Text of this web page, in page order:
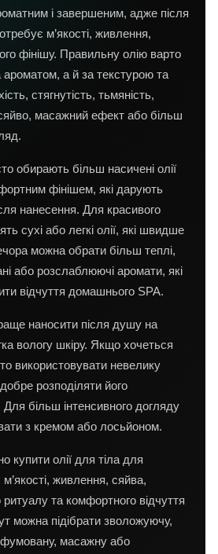
і завершеним, адже після
м’якості, живлення,
фінішу. Правильну олію варто
а й за текстурою та
стягнутість, тьмяність,
масажний ефект або більш
обирають більш насичені олії
фінішем, які дарують
нанесення. Для красивого
сухі або легкі олії, які швидше
можна обрати більш теплі,
або розслаблюючі аромати, які
відчуття домашнього SPA.
наносити після душу на
вологу шкіру. Якщо хочеться
використовувати невелику
розподіляти його
більш інтенсивного догляду
з кремом або лосьйоном.
купити олії для тіла для
живлення, сяйва,
та комфортного відчуття
можна підібрати зволожуючу,
масажну або